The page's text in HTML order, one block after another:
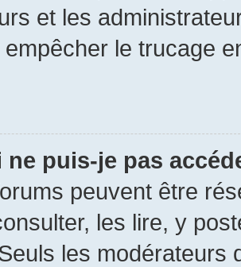
et les
le trucage
ne puis-je pas
peuvent être
les lire, y
les modérateurs